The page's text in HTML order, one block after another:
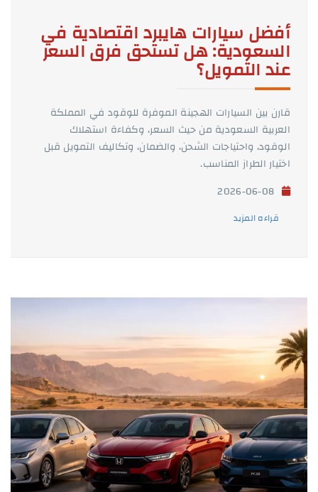
أفضل سيارات هايبرد اقتصادية في
السعودية: هل تستحق فرق السعر
عند التمويل؟
قارن بين السيارات الهجينة الموفرة للوقود في المملكة
العربية السعودية من حيث السعر، وكفاءة استهلاك
الوقود، واحتياجات الشحن، والضمان، وتكاليف التمويل قبل
اختيار الطراز المناسب.
قراءه المزيد